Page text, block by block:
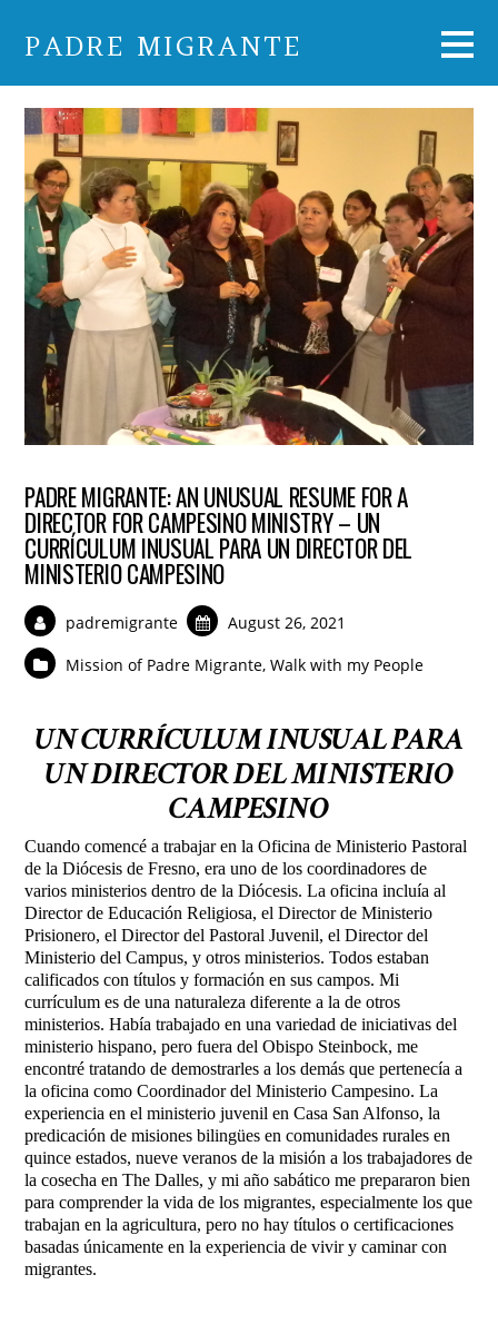
PADRE MIGRANTE
PADRE MIGRANTE: AN UNUSUAL RESUME FOR A
DIRECTOR FOR CAMPESINO MINISTRY – UN
CURRÍCULUM INUSUAL PARA UN DIRECTOR DEL
MINISTERIO CAMPESINO
padremigrante August 26, 2021
Mission of Padre Migrante,Walk with my People
UN CURRÍCULUM INUSUAL PARA
UN DIRECTOR DEL MINISTERIO
CAMPESINO
Cuando comencé a trabajar en la Oficina de Ministerio Pastoral
de la Diócesis de Fresno, era uno de los coordinadores de
varios ministerios dentro de la Diócesis. La oficina incluía al
Director de Educación Religiosa, el Director de Ministerio
Prisionero, el Director del Pastoral Juvenil, el Director del
Ministerio del Campus, y otros ministerios. Todos estaban
calificados con títulos y formación en sus campos. Mi
currículum es de una naturaleza diferente a la de otros
ministerios. Había trabajado en una variedad de iniciativas del
ministerio hispano, pero fuera del Obispo Steinbock, me
encontré tratando de demostrarles a los demás que pertenecía a
la oficina como Coordinador del Ministerio Campesino. La
experiencia en el ministerio juvenil en Casa San Alfonso, la
predicación de misiones bilingües en comunidades rurales en
quince estados, nueve veranos de la misión a los trabajadores de
la cosecha en The Dalles, y mi año sabático me prepararon bien
para comprender la vida de los migrantes, especialmente los que
trabajan en la agricultura, pero no hay títulos o certificaciones
basadas únicamente en la experiencia de vivir y caminar con
migrantes.